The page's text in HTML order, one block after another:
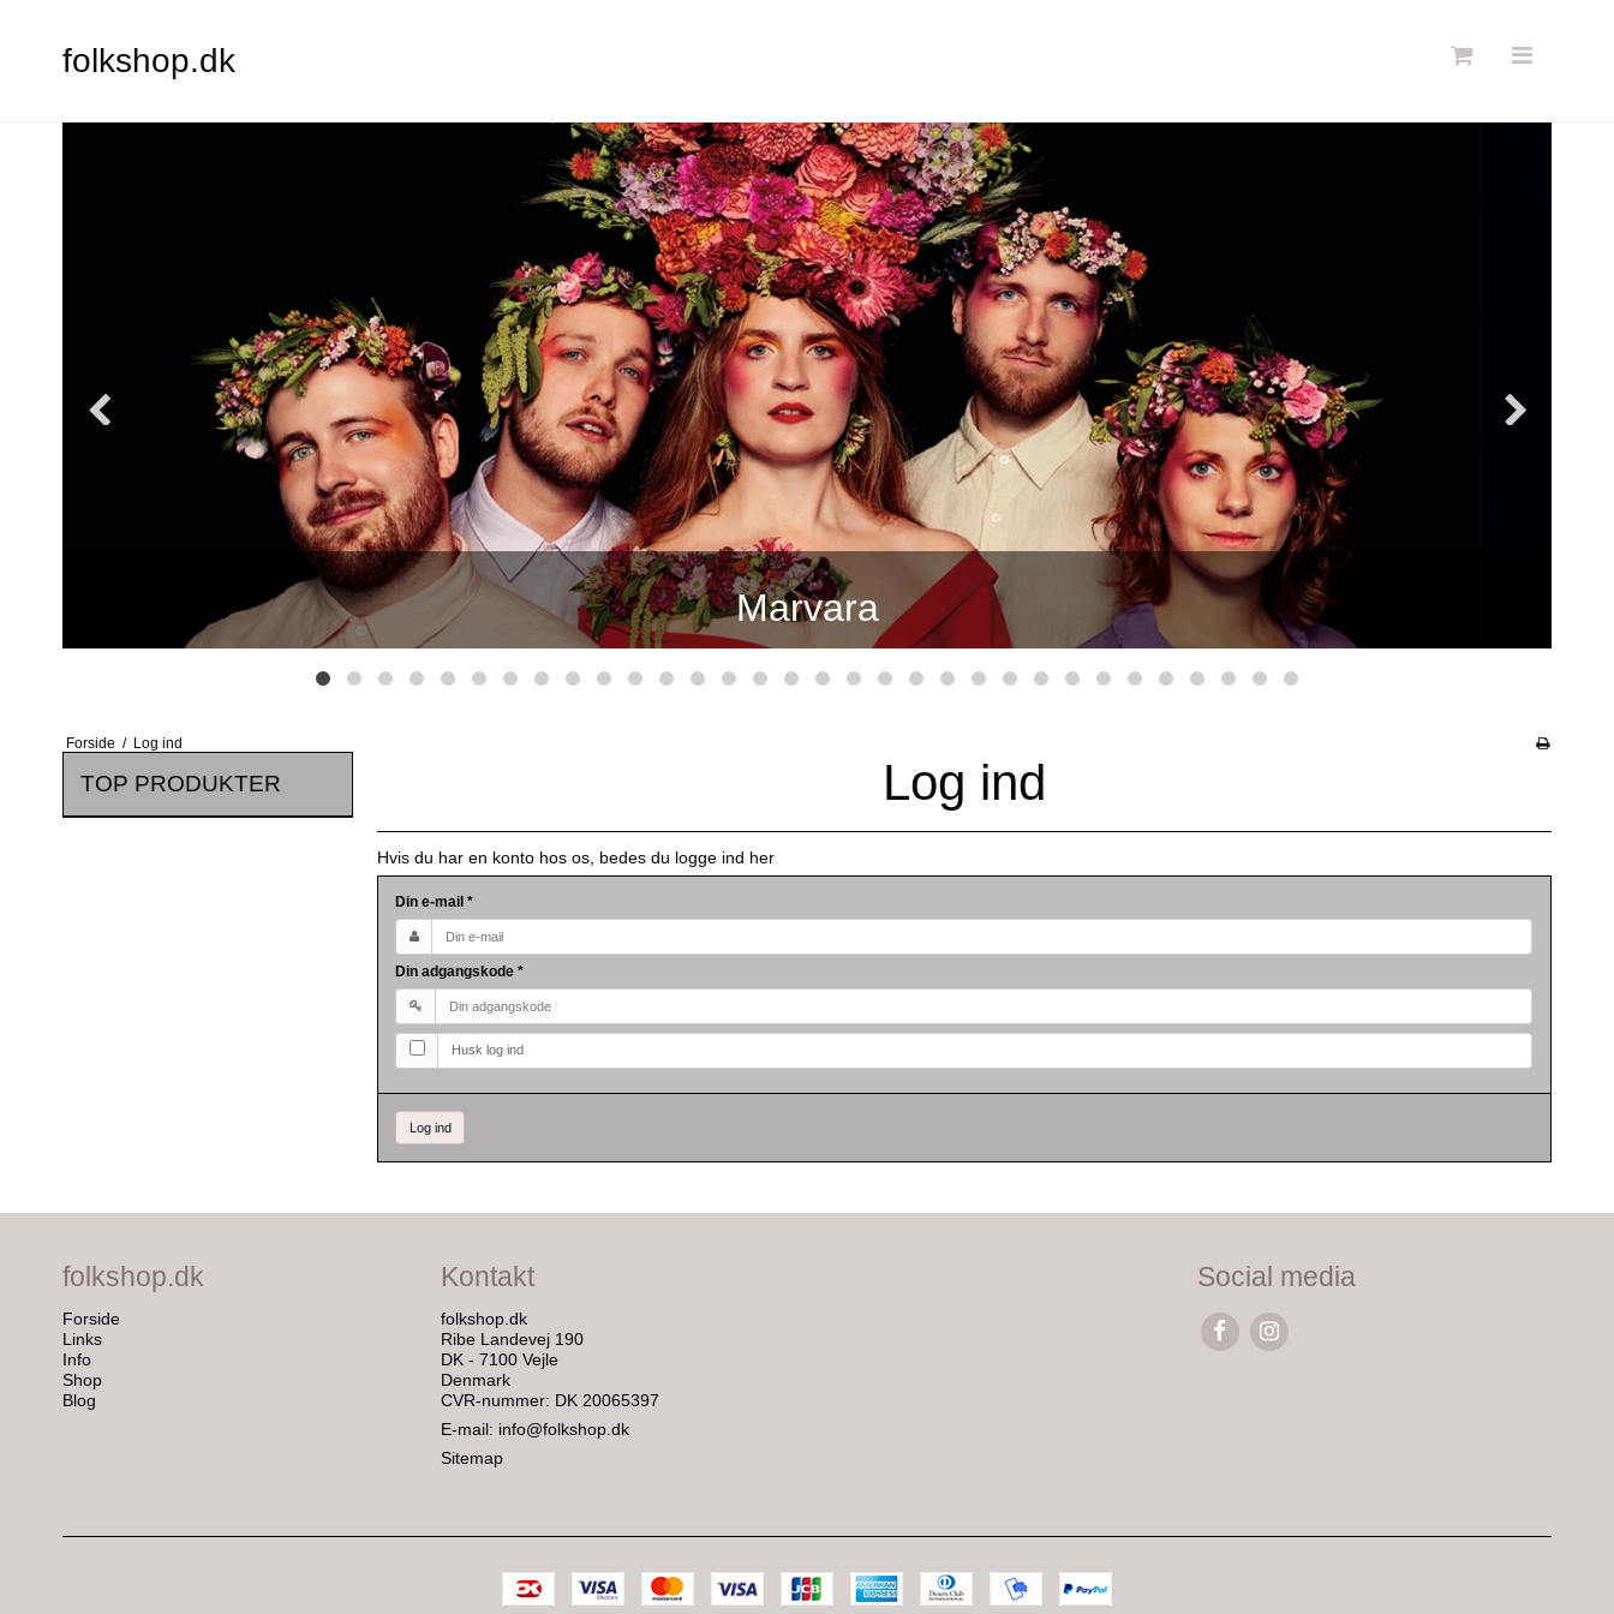
folkshop.dk
Info
Shop
Blog
DKK
Dansk
Marvara
Forside / Log ind
TOP PRODUKTER Log ind
Hvis du har en konto hos os, bedes du logge ind her
Din e-mail*
Din adgangskode*
Husk log ind
Log ind
folkshop.dk
Forside
Links
Info
Shop
Blog
Kontakt
folkshop.dk
Ribe Landevej 190
DK - 7100 Vejle
Denmark
CVR-nummer: DK 20065397
E-mail: info@folkshop.dk
Sitemap
Social media